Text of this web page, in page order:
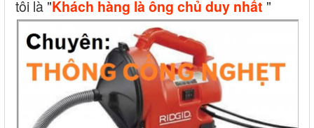
tôi là "Khách hàng là ông chủ duy nhất "